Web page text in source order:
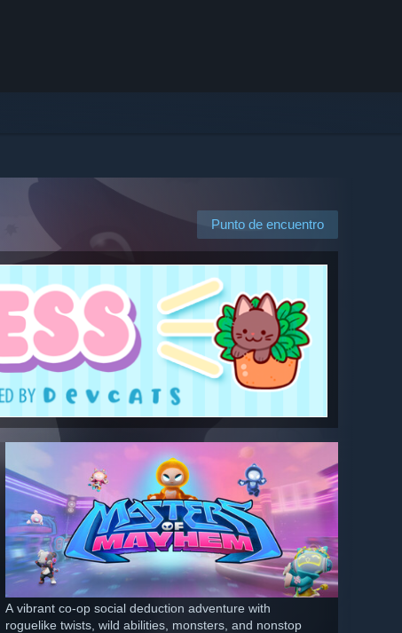
Punto de encuentro
A vibrant co-op social deduction adventure with
roguelike twists, wild abilities, monsters, and nonstop